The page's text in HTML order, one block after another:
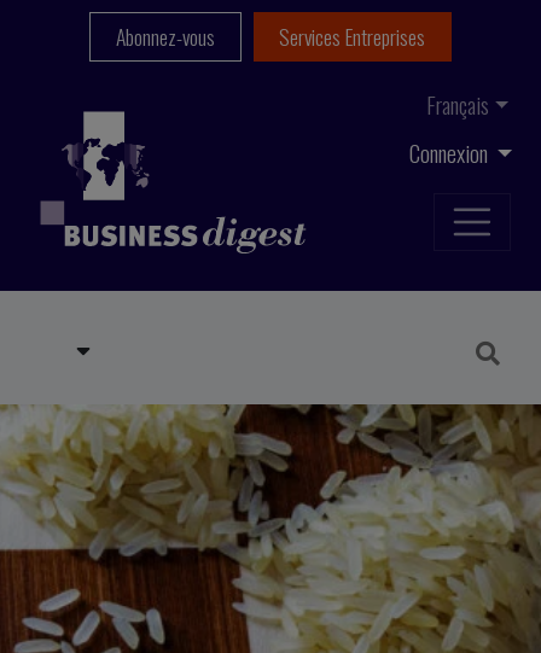
Connexion
Français
Abonnez-vous Services Entreprises